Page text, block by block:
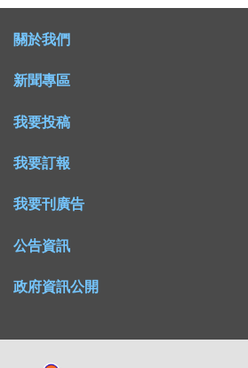
關於我們
新聞專區
我要投稿
我要訂報
我要刊廣告
公告資訊
政府資訊公開